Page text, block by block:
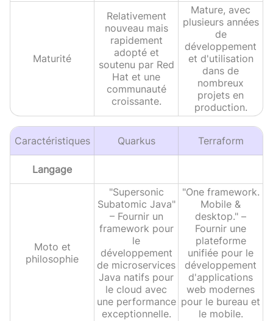
Maturité
Relativement
nouveau mais
rapidement
adopté et
soutenu par Red
Hat et une
communauté
croissante.
Mature, avec
plusieurs années
de
développement
et d'utilisation
dans de
nombreux
projets en
production.
Caractéristiques Quarkus Terraform
Langage
Moto et
philosophie
"Supersonic
Subatomic Java"
– Fournir un
framework pour
le
développement
de microservices
Java natifs pour
le cloud avec
une performance
exceptionnelle.
"One framework.
Mobile &
desktop." –
Fournir une
plateforme
unifiée pour le
développement
d'applications
web modernes
pour le bureau et
le mobile.